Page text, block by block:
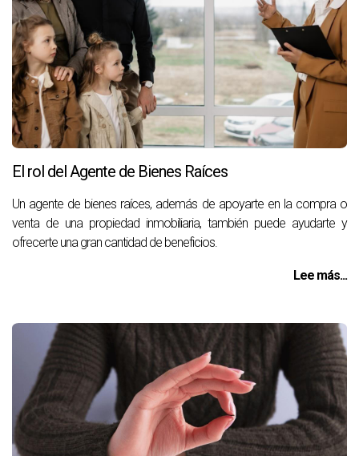
El rol del Agente de Bienes Raíces
Un agente de bienes raíces, además de apoyarte en la compra o
venta de una propiedad inmobiliaria, también puede ayudarte y
ofrecerte una gran cantidad de beneficios.
Lee más...